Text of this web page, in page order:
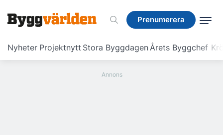
Prenumerera
Nyheter Projektnytt Stora ByggdagenÅrets Byggchef
Prenumerera